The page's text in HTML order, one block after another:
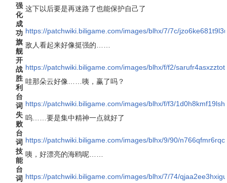
强
化
成
功
这下以后要是再迷路了也能保护自己了
https://patchwiki.biligame.com/images/blhx/7/7c/
旗
舰
开
战
敌人看起来好像挺强的……
https://patchwiki.biligame.com/images/blhx/f/f2/
胜
利
台
词
哇那朵云好像……咦，赢了吗？
https://patchwiki.biligame.com/images/blhx/f/f3/
失
败
台
词
呜……要是集中精神一点就好了
https://patchwiki.biligame.com/images/blhx/9/90/
技
能
台
词
咦，好漂亮的海鸥呢……
https://patchwiki.biligame.com/images/blhx/7/74/